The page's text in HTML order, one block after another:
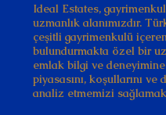
Ideal Estates,
uzmanlık alanımızdır.
çeşitli gayrimenkulü
bulundurmakta özel bir
emlak bilgi ve
piyasasını, koşullarını ve
analiz etmemizi